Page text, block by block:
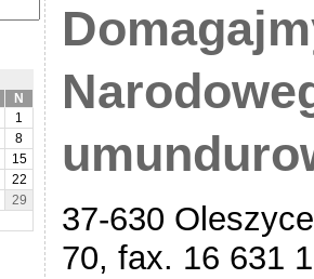
N
1
8
15
22
29
37-630
70, fax. 16 631